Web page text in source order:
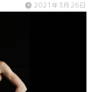
2021年3月26日